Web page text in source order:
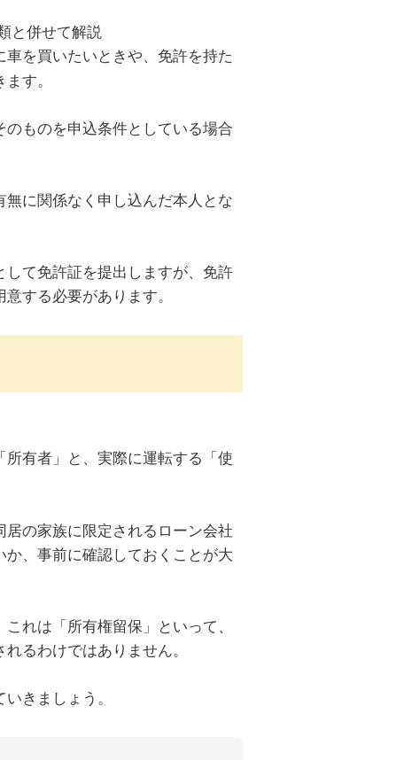
を買いたいときや、免許を持た
す。
ものを申込条件としている場合
に関係なく申し込んだ本人とな
て免許証を提出しますが、免許
する必要があります。
有者」と、実際に運転する「使
の家族に限定されるローン会社
、事前に確認しておくことが大
れは「所有権留保」といって、
るわけではありません。
きましょう。